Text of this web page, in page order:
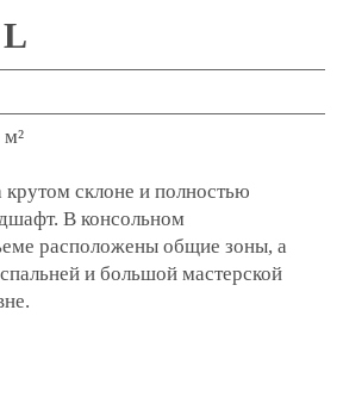
L
склоне и полностью
В консольном
расположены общие зоны, а
и большой мастерской